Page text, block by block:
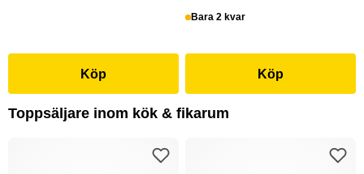
Köp
Bara 2 kvar
Köp
Toppsäljare inom kök & fikarum